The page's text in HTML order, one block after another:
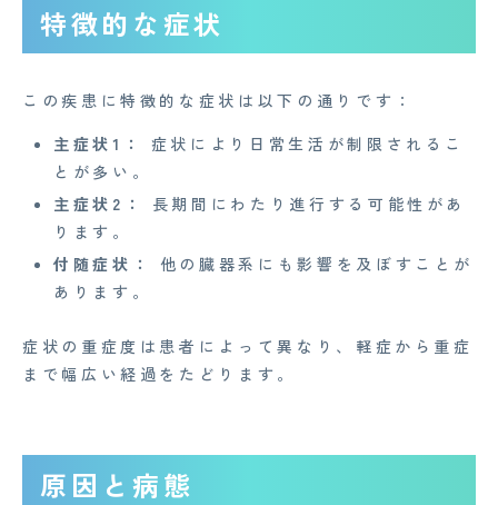
特徴的な症状
この疾患に特徴的な症状は以下の通りです：
主症状1：
症状により日常生活が制限されるこ
とが多い。
主症状2：
長期間にわたり進行する可能性があ
ります。
付随症状：
他の臓器系にも影響を及ぼすことが
あります。
症状の重症度は患者によって異なり、軽症から重症
まで幅広い経過をたどります。
原因と病態